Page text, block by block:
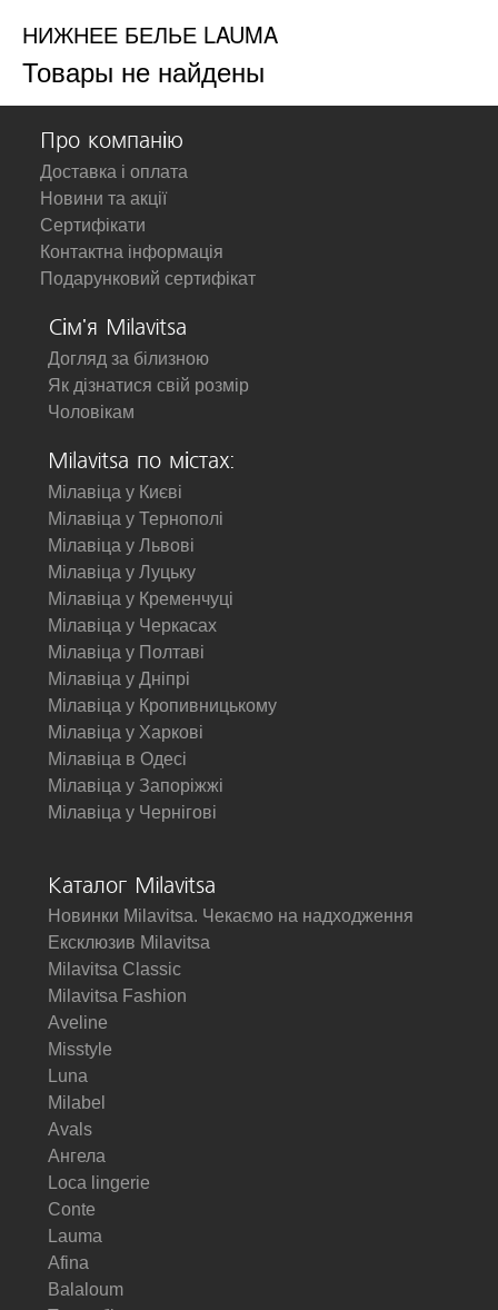
НИЖНЕЕ БЕЛЬЕ LAUMA
Товары не найдены
Про компанію
Доставка і оплата
Новини та акції
Сертифікати
Контактна інформація
Подарунковий сертифікат
Сім'я Milavitsa
Догляд за білизною
Як дізнатися свій розмір
Чоловікам
Milavitsa по містах:
Мілавіца у Києві
Мілавіца у Тернополі
Мілавіца у Львові
Мілавіца у Луцьку
Мілавіца у Кременчуці
Мілавіца у Черкасах
Мілавіца у Полтаві
Мілавіца у Дніпрі
Мілавіца у Кропивницькому
Мілавіца у Харкові
Мілавіца в Одесі
Мілавіца у Запоріжжі
Мілавіца у Чернігові
Каталог Milavitsa
Новинки Milavitsa. Чекаємо на надходження
Ексклюзив Milavitsa
Milavitsa Classic
Milavitsa Fashion
Aveline
Misstyle
Luna
Milabel
Avals
Ангела
Loca lingerie
Conte
Lauma
Afina
Balaloum